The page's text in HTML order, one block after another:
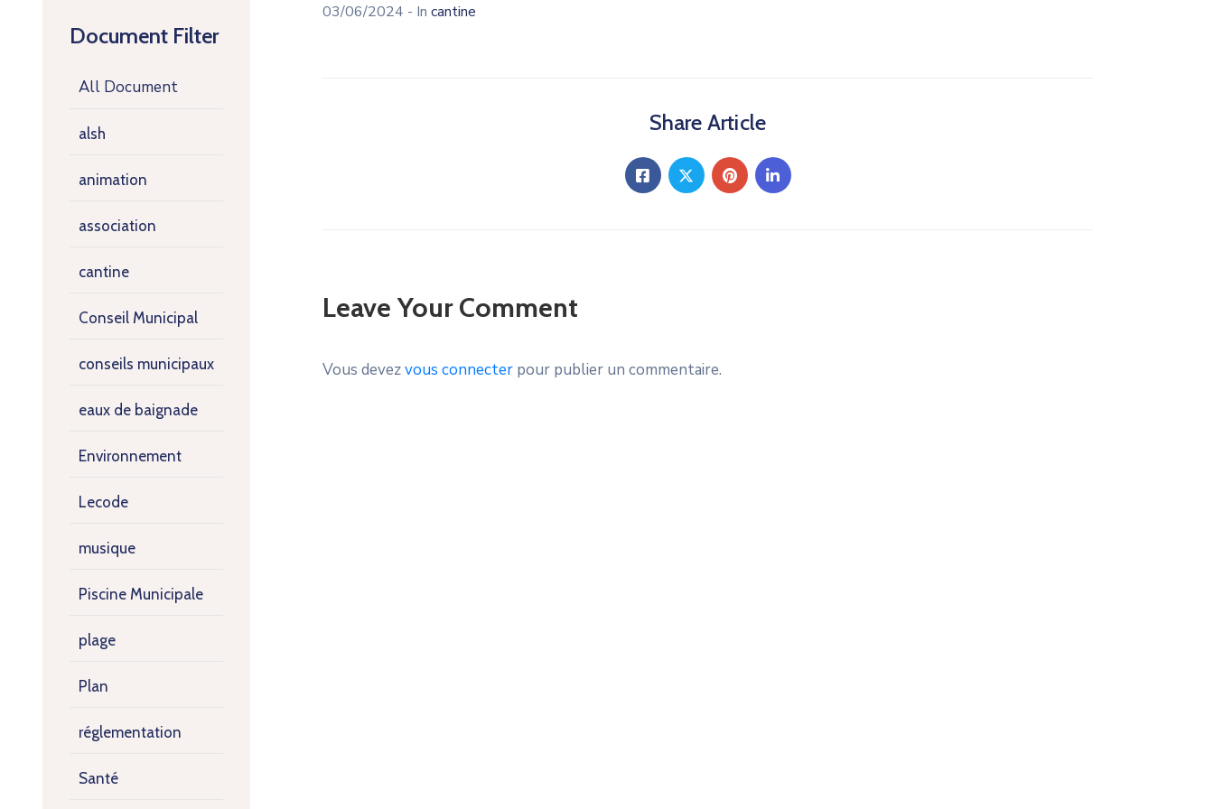
Document Filter
All Document
alsh
animation
association
cantine
Conseil Municipal
conseils municipaux
eaux de baignade
Environnement
Lecode
musique
Piscine Municipale
plage
Plan
réglementation
Santé
03/06/2024 - In cantine
Share Article
Leave Your Comment
Vous devezvous connecter pour publier un commentaire.